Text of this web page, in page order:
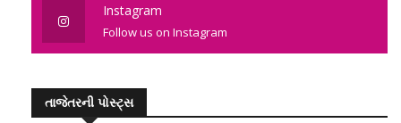
Instagram
Follow us on Instagram
તાજેતરની પોસ્ટ્સ